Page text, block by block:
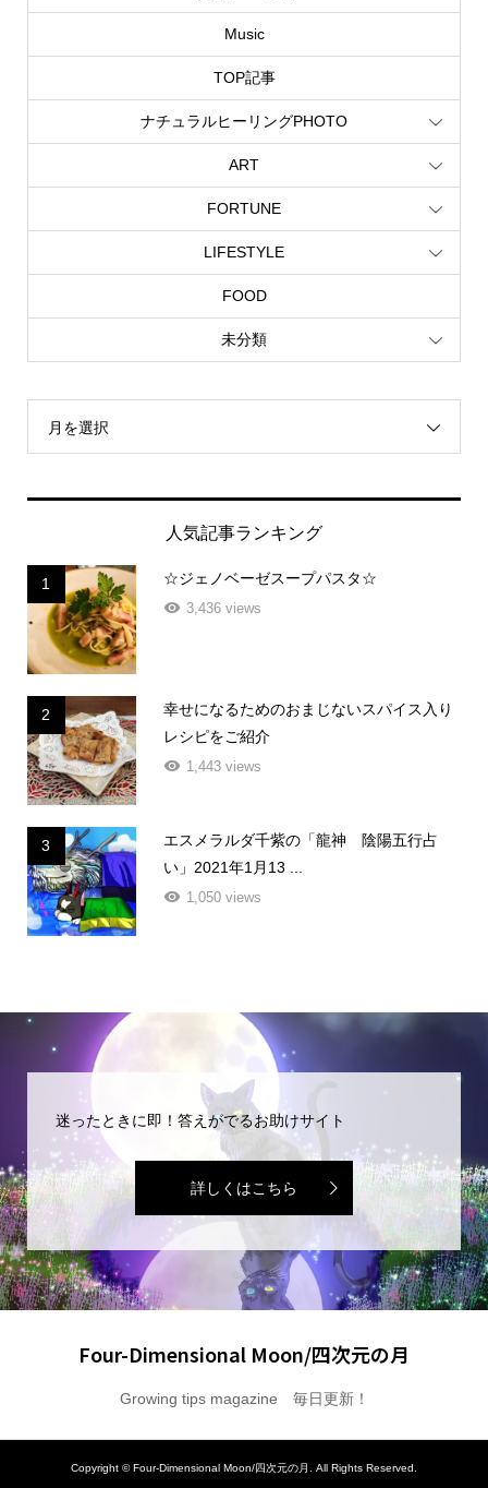
Music
TOP記事
ナチュラルヒーリングPHOTO
ART
FORTUNE
LIFESTYLE
FOOD
未分類
月を選択
人気記事ランキング
1 ☆ジェノベーゼスープパスタ☆
3,436 views
2
幸せになるためのおまじないスパイス入り
レシピをご紹介
1,443 views
3
エスメラルダ千紫の「龍神 陰陽五行占
い」2021年1月13 ...
1,050 views
迷ったときに即！答えがでるお助けサイト
詳しくはこちら
Four-Dimensional Moon/四次元の月
Growing tips magazine 毎日更新！
Copyright ©Four-Dimensional Moon/四次元の月. All Rights Reserved.